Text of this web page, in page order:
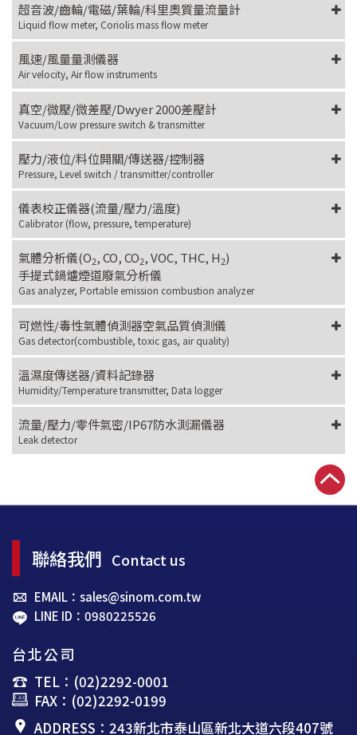
超音波/齒輪/電磁/葉輪/科里奧質量流量計
Liquid flow meter, Coriolis mass flow meter
風速/風量量測儀器
Air velocity, Air flow instruments
真空/微壓/微差壓/Dwyer 2000差壓計
Vacuum/Low pressure switch & transmitter
壓力/液位/料位開關/傳送器/控制器
Pressure, Level switch / transmitter/controller
儀表校正儀器(流量/壓力/溫度)
Calibrator (flow, pressure, temperature)
氣體分析儀(O2, CO, CO2, VOC, THC, H2)
手提式鍋爐煙道廢氣分析儀
Gas analyzer, Portable emission combustion analyzer
可燃性/毒性氣體偵測器空氣品質偵測儀
Gas detector(combustible, toxic gas, air quality)
溫濕度傳送器/資料記錄器
Humidity/Temperature transmitter, Data logger
流量/壓力/零件氣密/IP67防水測漏儀器
Leak detector
聯絡我們 Contact us
EMAIL：sales@sinom.com.tw
LINE ID：0980225526
台北公司
TEL：(02)2292-0001
FAX：(02)2292-0199
ADDRESS：243新北市泰山區新北大道六段407號